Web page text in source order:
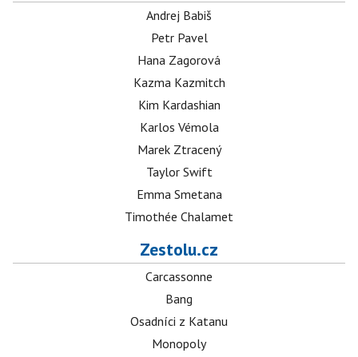
Andrej Babiš
Petr Pavel
Hana Zagorová
Kazma Kazmitch
Kim Kardashian
Karlos Vémola
Marek Ztracený
Taylor Swift
Emma Smetana
Timothée Chalamet
Zestolu.cz
Carcassonne
Bang
Osadníci z Katanu
Monopoly